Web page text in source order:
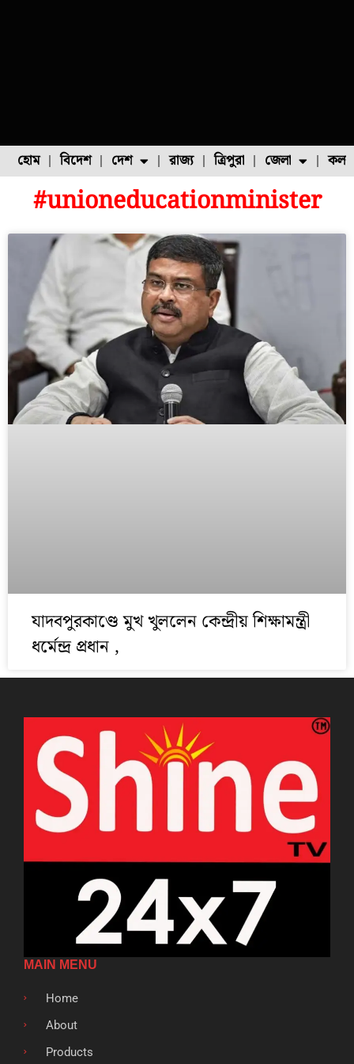
হোম বিদেশ দেশ
ফুল চাষ ফল চাষ মাছ চাষ পোল্ট্রি চাষ
রাজ্য ত্রিপুরা জেলা
উত্তর ২৪ পরগনা
#unioneducationminister
যাদবপুরকাণ্ডে মুখ খুললেন কেন্দ্রীয় শিক্ষামন্ত্রী
ধর্মেন্দ্র প্রধান ,
MAIN MENU
Home
About
Products